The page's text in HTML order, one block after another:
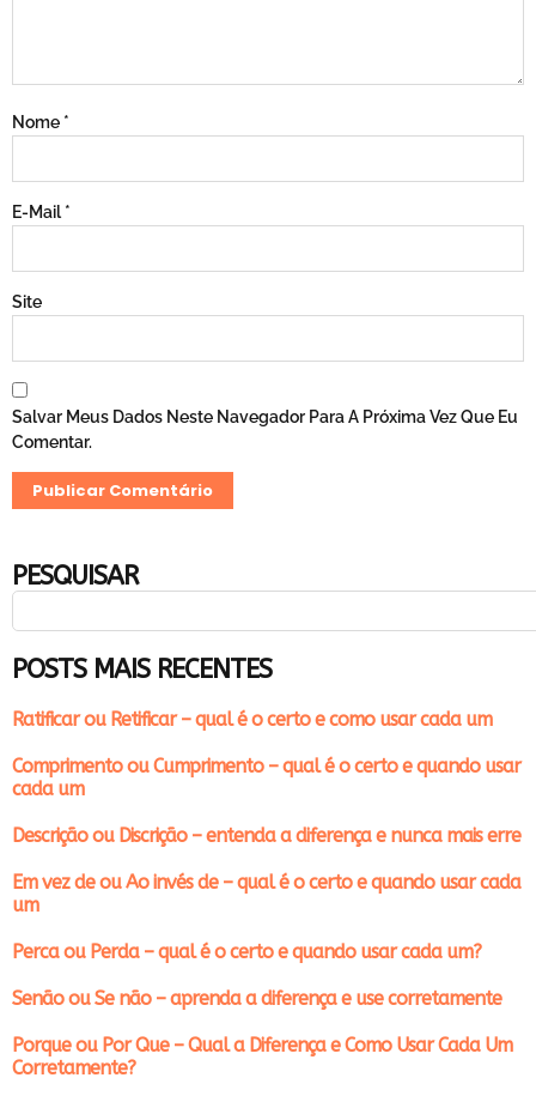
Nome *
E-Mail *
Site
Salvar Meus Dados Neste Navegador Para A Próxima Vez Que Eu
Comentar.
PESQUISAR
POSTS MAIS RECENTES
Ratificar ou Retificar – qual é o certo e como usar cada um
Comprimento ou Cumprimento – qual é o certo e quando usar
cada um
Descrição ou Discrição – entenda a diferença e nunca mais erre
Em vez de ou Ao invés de – qual é o certo e quando usar cada
um
Perca ou Perda – qual é o certo e quando usar cada um?
Senão ou Se não – aprenda a diferença e use corretamente
Porque ou Por Que – Qual a Diferença e Como Usar Cada Um
Corretamente?